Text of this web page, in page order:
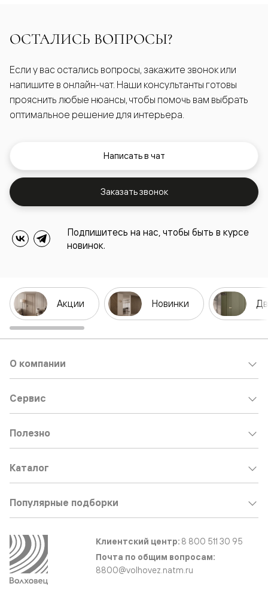
ОСТАЛИСЬ ВОПРОСЫ?
Если у вас остались вопросы, закажите звонок или
напишите в онлайн-чат. Наши консультанты готовы
прояснить любые нюансы, чтобы помочь вам выбрать
оптимальное решение для интерьера.
Написать в чат
Заказать звонок
Подпишитесь на нас, чтобы быть в курсе
новинок.
Акции Новинки
О компании
Сервис
Полезно
Каталог
Популярные подборки
Клиентский центр: 8 800 511 30 95
Почта по общим вопросам:
8800@volhovez.natm.ru